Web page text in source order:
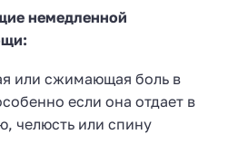
немедленной
или сжимающая боль в
если она отдает в
челюсть или спину